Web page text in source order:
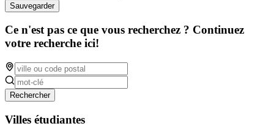
Sauvegarder
Ce n'est pas ce que vous recherchez ? Continuez
votre recherche ici!
Rechercher
Villes étudiantes